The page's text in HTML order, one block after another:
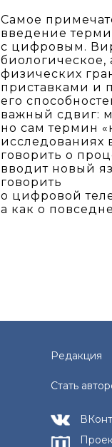
Самое
введение
с цифровым.
физических
приставками и
его
важный сдвиг:
но сам термин
исследованиях
говорить о
вводит новый
говорить
о цифровой
а как о
Редакция
Стать